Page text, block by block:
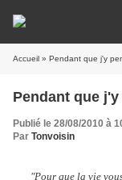
Accueil » Pendant que j'y
Pendant que j'y
Publié le 28/08/2010 à
Par Tonvoisin
"Pour que la vie